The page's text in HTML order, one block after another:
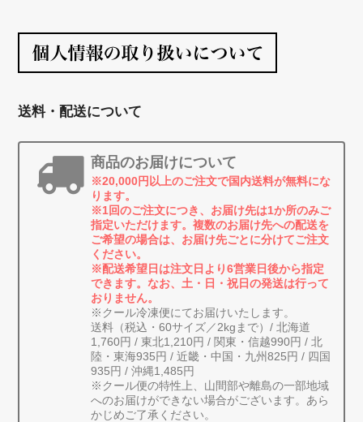
送料・配送について
商品のお届けについて
※20,000円以上のご注文で国内送料が無料にな
ります。
※1回のご注文につき、お届け先は1か所のみご
指定いただけます。複数のお届け先への配送を
ご希望の場合は、お届け先ごとに分けてご注文
ください。
※配送希望日は注文日より6営業日後から指定
できます。なお、土・日・祝日の発送は行って
おりません。
※クール冷凍便にてお届けいたします。
送料（税込・60サイズ／2kgまで）/ 北海道
1,760円 / 東北1,210円 / 関東・信越990円 / 北
陸・東海935円 / 近畿・中国・九州825円 / 四国
935円 / 沖縄1,485円
※クール便の特性上、山間部や離島の一部地域
へのお届けができない場合がございます。あら
かじめご了承ください。